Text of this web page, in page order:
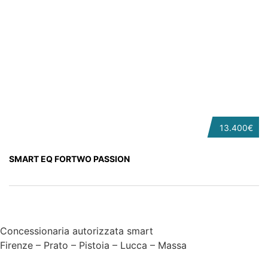
13.400€
SMART EQ FORTWO PASSION
Concessionaria autorizzata smart
Firenze – Prato – Pistoia – Lucca – Massa